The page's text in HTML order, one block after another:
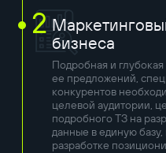
2
бизнеса
Подробная и
ее предложений,
конкурентов
целевой аудитории,
подробного ТЗ на
данные в единую
разработке